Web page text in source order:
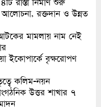
রাস্তা নির্মাণ শুরু
আলোচনা, রক্তদান ও উন্নত
মামলায় নাম নেই
ইকোপার্কে বৃক্ষরোপণ
কলিম-নয়ন
উত্তর শাখার ৭